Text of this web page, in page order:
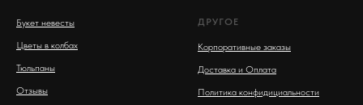
Букет невесты
Цветы в колбах
Тюльпаны
Отзывы
ДРУГОЕ
Корпоративные заказы
Доставка и Оплата
Политика конфидициальности